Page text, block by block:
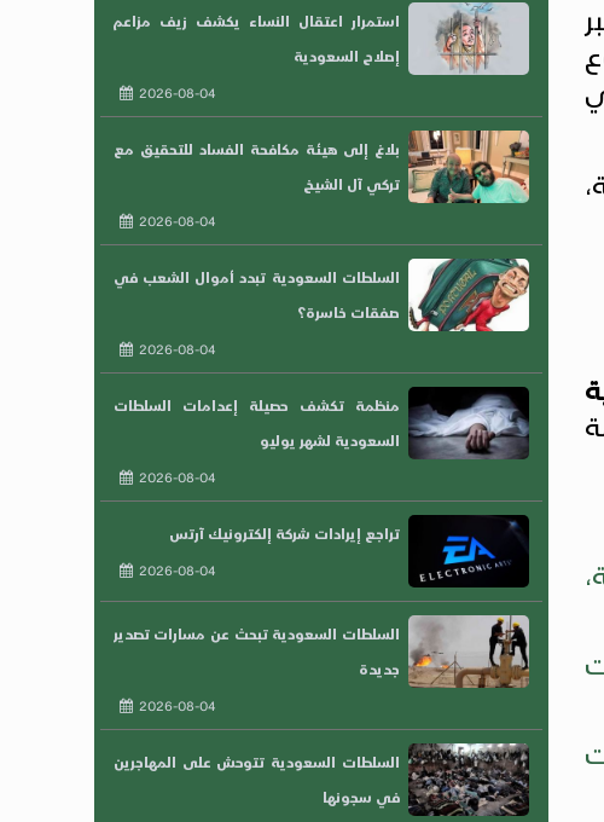
استمرار اعتقال النساء يكشف زيف مزاعم
إصلاح السعودية
2026-08-04
بلاغ إلى هيئة مكافحة الفساد للتحقيق مع
تركي آل الشيخ
2026-08-04
السلطات السعودية تبدد أموال الشعب في
صفقات خاسرة؟
2026-08-04
منظمة تكشف حصيلة إعدامات السلطات
السعودية لشهر يوليو
2026-08-04
تراجع إيرادات شركة إلكترونيك آرتس
2026-08-04
السلطات السعودية تبحث عن مسارات تصدير
جديدة
2026-08-04
السلطات السعودية تتوحش على المهاجرين
في سجونها